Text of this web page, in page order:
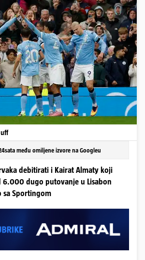
među omiljene izvore na Googleu
debitirati i Kairat Almaty koji
6.000 dugo putovanje u Lisabon
sa Sportingom